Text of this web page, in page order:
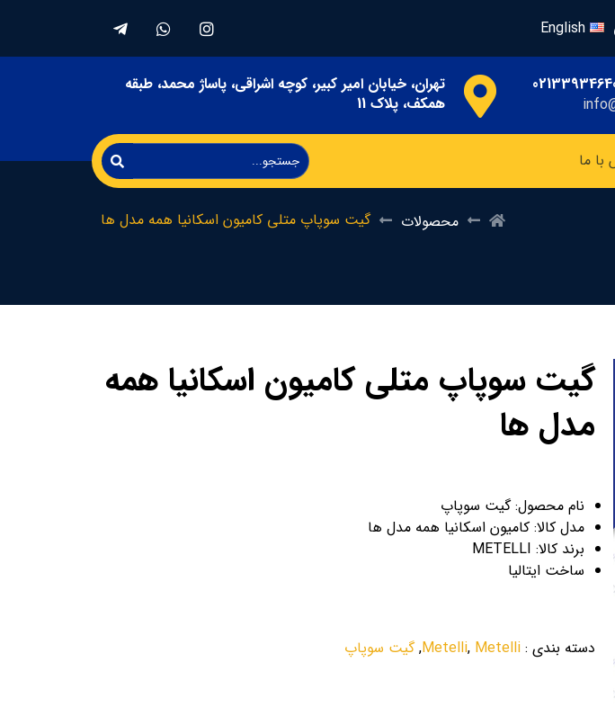
English
تهران، خیابان امیر کبیر، کوچه اشراقی، پاساژ محمد، طبقه
همکف، پلاک 11
ما
محصولات گیت سوپاپ متلی کامیون اسکانیا همه مدل ها
گیت سوپاپ متلی کامیون اسکانیا همه
مدل ها
نام محصول: گیت سوپاپ
مدل کالا: کامیون اسکانیا همه مدل ها
برند کالا: METELLI
ساخت ایتالیا
دسته بندی :
Metelli, Metelli
,گیت سوپاپ